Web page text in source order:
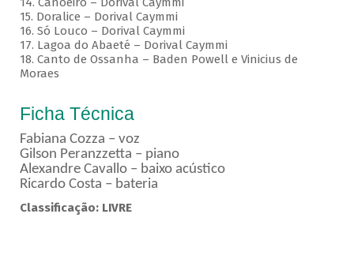
15. Doralice – Dorival Caymmi
16. Só Louco – Dorival Caymmi
17. Lagoa do Abaeté – Dorival Caymmi
18. Canto de Ossanha – Baden Powell e Vinicius de
Moraes
Ficha Técnica
Fabiana Cozza – voz
Gilson Peranzzetta – piano
Alexandre Cavallo – baixo acústico
Ricardo Costa – bateria
Classificação: LIVRE